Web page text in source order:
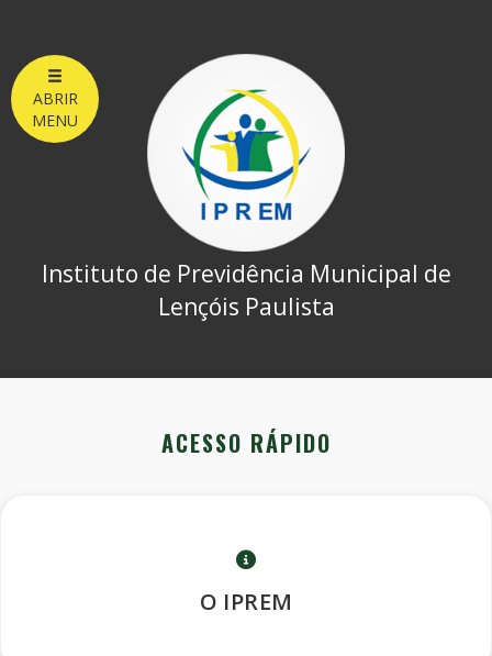
ABRIR
MENU
Instituto de Previdência Municipal de
Lençóis Paulista
ACESSO RÁPIDO
O IPREM